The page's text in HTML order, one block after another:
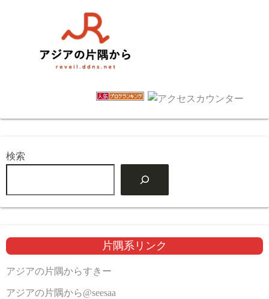
検索
片隅系リンク
アジアの片隅からすきー
アジアの片隅から@seesaa